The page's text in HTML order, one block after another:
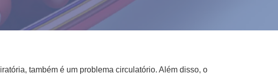
também é um problema circulatório. Além disso, o